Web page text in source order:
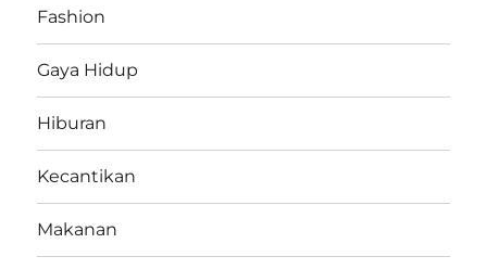
Fashion
Gaya Hidup
Hiburan
Kecantikan
Makanan